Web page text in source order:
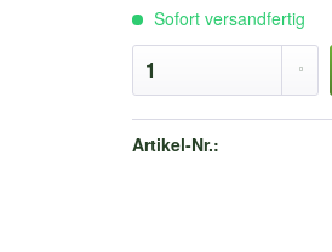
Sofort versandfertig
Artikel-Nr.: